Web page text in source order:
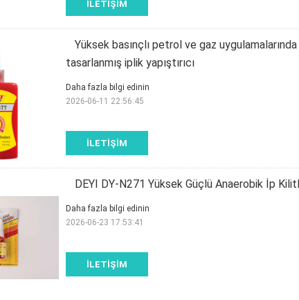
İLETIŞIM
Yüksek basınçlı petrol ve gaz
tasarlanmış iplik yapıştırıcı
İLETIŞIM
Daha fazla bilgi edinin
2026-06-11 22:56:45
DEYI DY-N271 Yüksek Güçlü Anaerobik İp
İLETIŞIM
Daha fazla bilgi edinin
2026-06-23 17:53:41